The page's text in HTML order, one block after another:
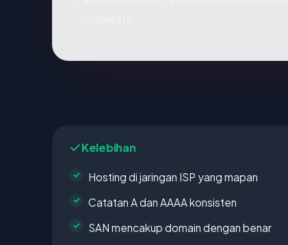
Kelebihan
Hosting di jaringan ISP yang mapan
Catatan A dan AAAA konsisten
SAN mencakup domain dengan benar